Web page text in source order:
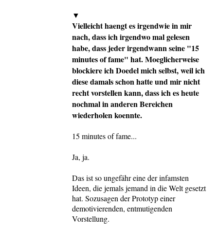
▼
Vielleicht haengt es irgendwie in mir
nach, dass ich irgendwo mal gelesen
habe, dass jeder irgendwann seine "15
minutes of fame" hat. Moeglicherweise
blockiere ich Doedel mich selbst, weil ich
diese damals schon hatte und mir nicht
recht vorstellen kann, dass ich es heute
nochmal in anderen Bereichen
wiederholen koennte.
15 minutes of fame...
Ja, ja.
Das ist so ungefähr eine der infamsten
Ideen, die jemals jemand in die Welt gesetzt
hat. Sozusagen der Prototyp einer
demotivierenden, entmutigenden
Vorstellung.